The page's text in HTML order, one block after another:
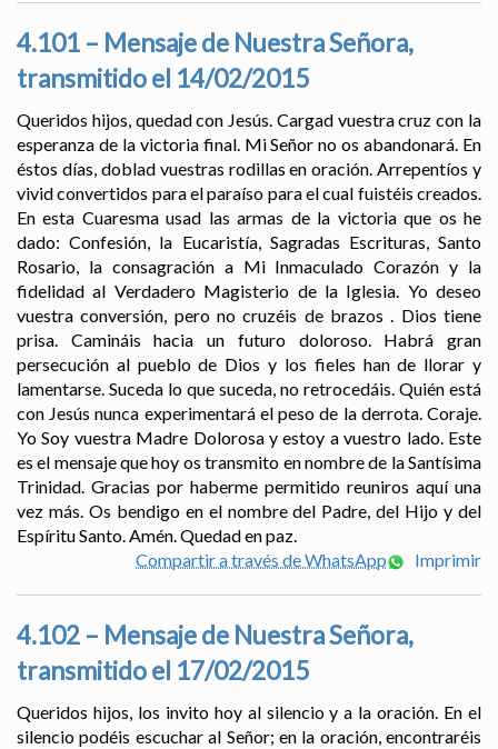
4.101 – Mensaje de Nuestra Señora,
transmitido el 14/02/2015
Queridos hijos, quedad con Jesús. Cargad vuestra cruz con la
esperanza de la victoria final. Mi Señor no os abandonará. En
éstos días, doblad vuestras rodillas en oración. Arrepentíos y
vivid convertidos para el paraíso para el cual fuistéis creados.
En esta Cuaresma usad las armas de la victoria que os he
dado: Confesión, la Eucaristía, Sagradas Escrituras, Santo
Rosario, la consagración a Mi Inmaculado Corazón y la
fidelidad al Verdadero Magisterio de la Iglesia. Yo deseo
vuestra conversión, pero no cruzéis de brazos . Dios tiene
prisa. Camináis hacia un futuro doloroso. Habrá gran
persecución al pueblo de Dios y los fieles han de llorar y
lamentarse. Suceda lo que suceda, no retrocedáis. Quién está
con Jesús nunca experimentará el peso de la derrota. Coraje.
Yo Soy vuestra Madre Dolorosa y estoy a vuestro lado. Este
es el mensaje que hoy os transmito en nombre de la Santísima
Trinidad. Gracias por haberme permitido reuniros aquí una
vez más. Os bendigo en el nombre del Padre, del Hijo y del
Espíritu Santo. Amén. Quedad en paz.
Compartir a través de WhatsApp
Imprimir
4.102 – Mensaje de Nuestra Señora,
transmitido el 17/02/2015
Queridos hijos, los invito hoy al silencio y a la oración. En el
silencio podéis escuchar al Señor; en la oración, encontraréis